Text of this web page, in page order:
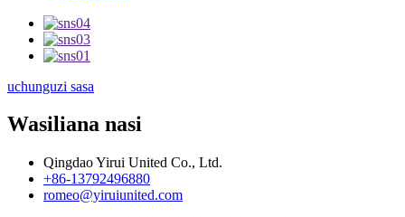
uchunguzi sasa
Wasiliana nasi
Qingdao Yirui United Co., Ltd.
+86-13792496880
romeo@yiruiunited.com